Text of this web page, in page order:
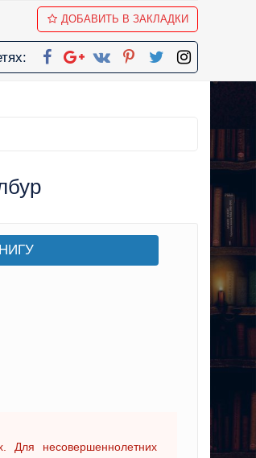
ДОБАВИТЬ В ЗАКЛАДКИ
Для несовершеннолетних